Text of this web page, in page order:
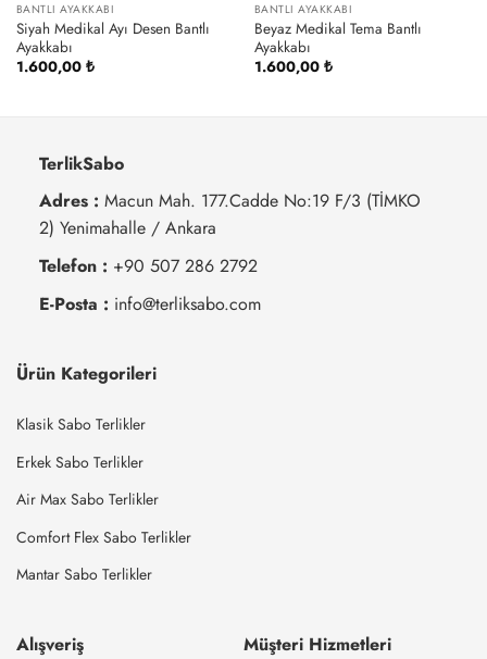
BANTLI AYAKKABI
Siyah Medikal Ayı Desen Bantlı
Ayakkabı
1.600,00 ₺
BANTLI AYAKKABI
Beyaz Medikal Tema Bantlı
Ayakkabı
1.600,00 ₺
TerlikSabo
Adres : Macun Mah. 177.Cadde No:19 F/3 (TİMKO
2) Yenimahalle / Ankara
Telefon : +90 507 286 2792
E-Posta : info@terliksabo.com
Ürün Kategorileri
Klasik Sabo Terlikler
Erkek Sabo Terlikler
Air Max Sabo Terlikler
Comfort Flex Sabo Terlikler
Mantar Sabo Terlikler
Alışveriş Müşteri Hizmetleri